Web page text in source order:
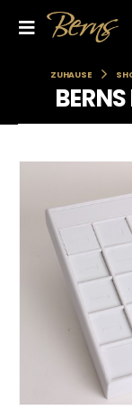
ZUHAUSE